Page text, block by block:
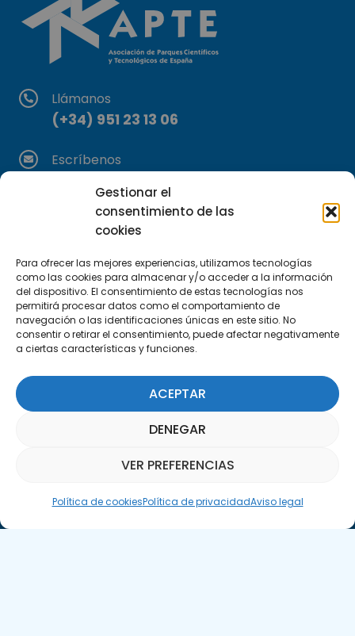
Gestionar el
consentimiento de las
cookies
Para ofrecer las mejores experiencias, utilizamos tecnologías
como las cookies para almacenar y/o acceder a la información
del dispositivo. El consentimiento de estas tecnologías nos
permitirá procesar datos como el comportamiento de
navegación o las identificaciones únicas en este sitio. No
consentir o retirar el consentimiento, puede afectar negativamente
a ciertas características y funciones.
ACEPTAR
DENEGAR
VER PREFERENCIAS
Política de cookiesPolítica de privacidadAviso legal
Llámanos
(+34) 951 23 13 06
Escríbenos
Encuéntranos
C/Marie Curie, 35
29590 Campanillas, Málaga
Suscríbete a nuestra Newsletter
SUSCRÍBETE AQUÍ